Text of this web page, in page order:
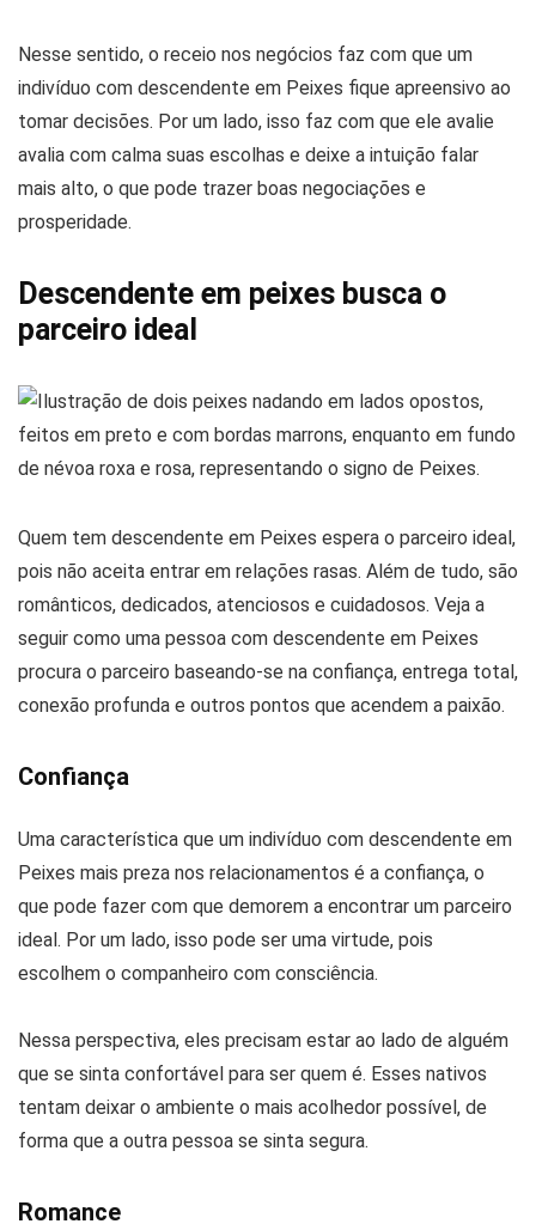
Nesse sentido, o receio nos negócios faz com que um
indivíduo com descendente em Peixes fique apreensivo ao
tomar decisões. Por um lado, isso faz com que ele avalie
avalia com calma suas escolhas e deixe a intuição falar
mais alto, o que pode trazer boas negociações e
prosperidade.
Descendente em peixes busca o
parceiro ideal
Quem tem descendente em Peixes espera o parceiro ideal,
pois não aceita entrar em relações rasas. Além de tudo, são
românticos, dedicados, atenciosos e cuidadosos. Veja a
seguir como uma pessoa com descendente em Peixes
procura o parceiro baseando-se na confiança, entrega total,
conexão profunda e outros pontos que acendem a paixão.
Confiança
Uma característica que um indivíduo com descendente em
Peixes mais preza nos relacionamentos é a confiança, o
que pode fazer com que demorem a encontrar um parceiro
ideal. Por um lado, isso pode ser uma virtude, pois
escolhem o companheiro com consciência.
Nessa perspectiva, eles precisam estar ao lado de alguém
que se sinta confortável para ser quem é. Esses nativos
tentam deixar o ambiente o mais acolhedor possível, de
forma que a outra pessoa se sinta segura.
Romance